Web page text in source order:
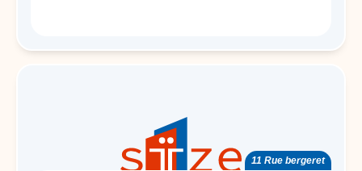
11 Rue bergeret